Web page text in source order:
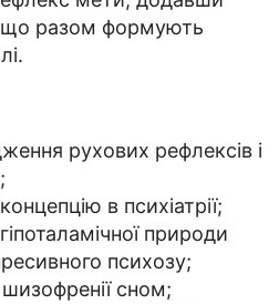
що разом формують
рухових рефлексів і
в психіатрії;
природи
психозу;
сном;